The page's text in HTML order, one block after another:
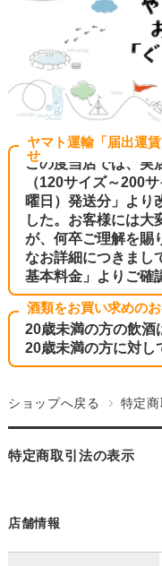
ヤマト運輸「届出運
せ
この度当店では、実
（120サイズ～200
曜日）発送分」より
した。お客様には大
が、何卒ご理解を賜
なお詳細につきまし
基本料金」
よりご確
酒類をお買い求めの
20歳未満の方の飲酒
20歳未満の方に対し
ショップへ戻る 特定
特定商取引法の表示
店舗情報